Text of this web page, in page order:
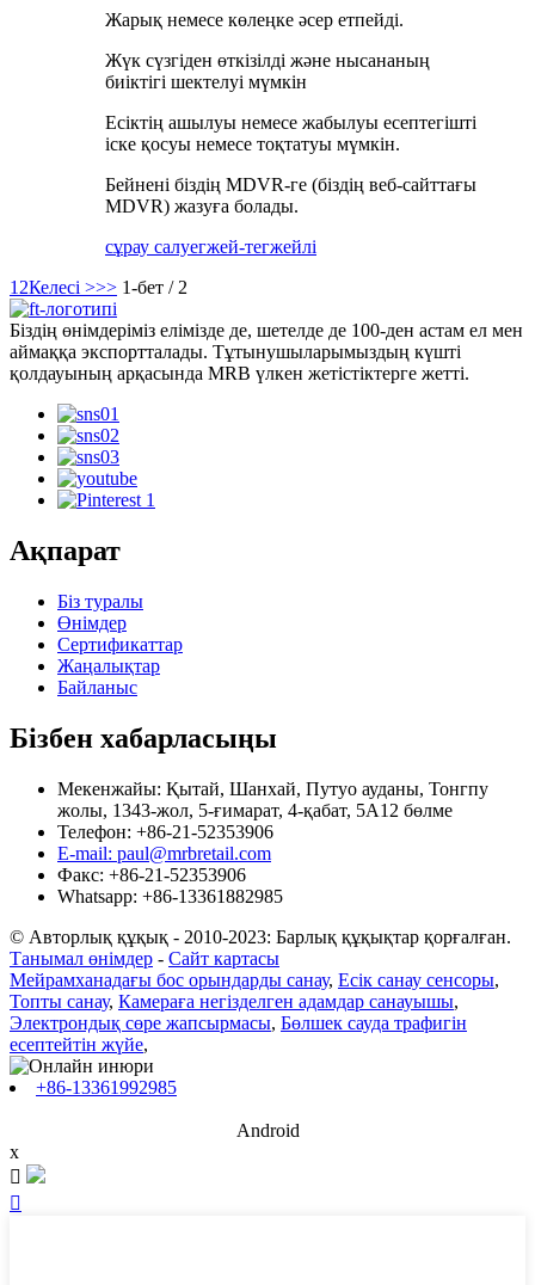
Жарық немесе көлеңке әсер етпейді.
Жүк сүзгіден өткізілді және нысананың
биіктігі шектелуі мүмкін
Есіктің ашылуы немесе жабылуы есептегішті
іске қосуы немесе тоқтатуы мүмкін.
Бейнені біздің MDVR-ге (біздің веб-сайттағы
MDVR) жазуға болады.
сұрау салуегжей-тегжейлі
1 2Келесі >>> 1-бет / 2
Біздің өнімдеріміз елімізде де, шетелде де 100-ден астам ел мен
аймаққа экспортталады. Тұтынушыларымыздың күшті
қолдауының арқасында MRB үлкен жетістіктерге жетті.
Ақпарат
Біз туралы
Өнімдер
Сертификаттар
Жаңалықтар
Байланыс
Бізбен хабарласыңы
Мекенжайы: Қытай, Шанхай, Путуо ауданы, Тонгпу
жолы, 1343-жол, 5-ғимарат, 4-қабат, 5А12 бөлме
Телефон: +86-21-52353906
E-mail: paul@mrbretail.com
Факс: +86-21-52353906
Whatsapp: +86-13361882985
© Авторлық құқық - 2010-2023: Барлық құқықтар қорғалған.
Танымал өнімдер - Сайт картасы
Мейрамханадағы бос орындарды санау, Есік санау сенсоры,
Топты санау, Камераға негізделген адамдар санауышы,
Электрондық сөре жапсырмасы, Бөлшек сауда трафигін
есептейтін жүйе,
+86-13361992985
Android
x

